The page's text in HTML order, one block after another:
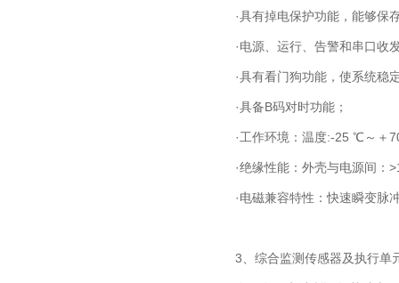
·具有掉电保护功能，能够保
·电源、运行、告警和串口收
·具有看门狗功能，使系统稳
·具备B码对时功能；
·工作环境：温度:-25 ℃～
·绝缘性能：外壳与电源间：
·电磁兼容特性：快速瞬变脉
3、综合监测传感器及执行单